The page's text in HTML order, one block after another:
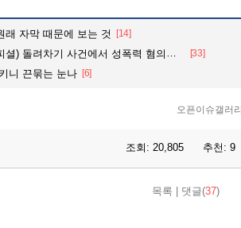
래 자막 때문에 보는 것 [14]
돌려차기 사건에서 성폭력 혐의를 제외한 건 검찰 [33]
니 끈묶는 눈나 [6]
오픈이슈갤러리
조회: 20,805 추천: 9
목록 댓글(37)